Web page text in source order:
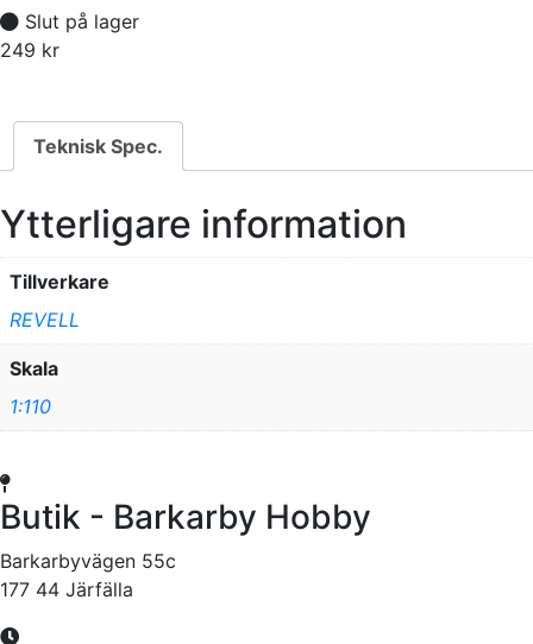
Slut på lager
249 kr
Teknisk Spec.
Ytterligare information
Tillverkare
REVELL
Skala
1:110
Butik - Barkarby Hobby
Barkarbyvägen 55c
177 44 Järfälla